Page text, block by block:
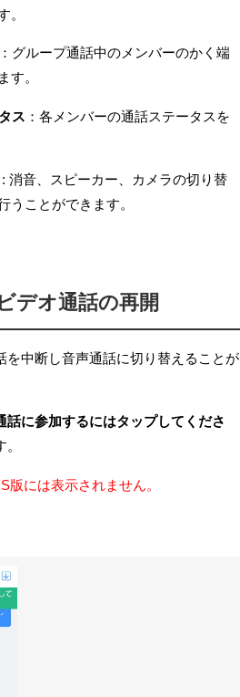
。
：グループ通話中のメンバーのかく端
す。
ス ：各メンバーの通話ステータスを
: 消音、スピーカー、カメラの切り替
うことができます。
デオ通話の再開
を中断し音声通話に切り替えることが
話に参加するにはタップしてくださ
には表示されません。